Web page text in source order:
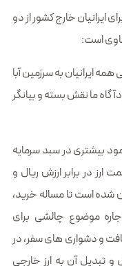
خارج کشور از دو
است:
ایرانیان به سرزمین آبا
ما نقش بسته و بیانگر
بیشتری در سبد سرمایه
ارز در برابر ارزش ریال و
شده است تا مساله خرید،
موضوع چالشی برای
و دشواری های سفر، در
تبدیل آن به ارز خارجی